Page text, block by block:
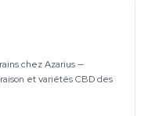
chez Azarius —
et variétés CBD des